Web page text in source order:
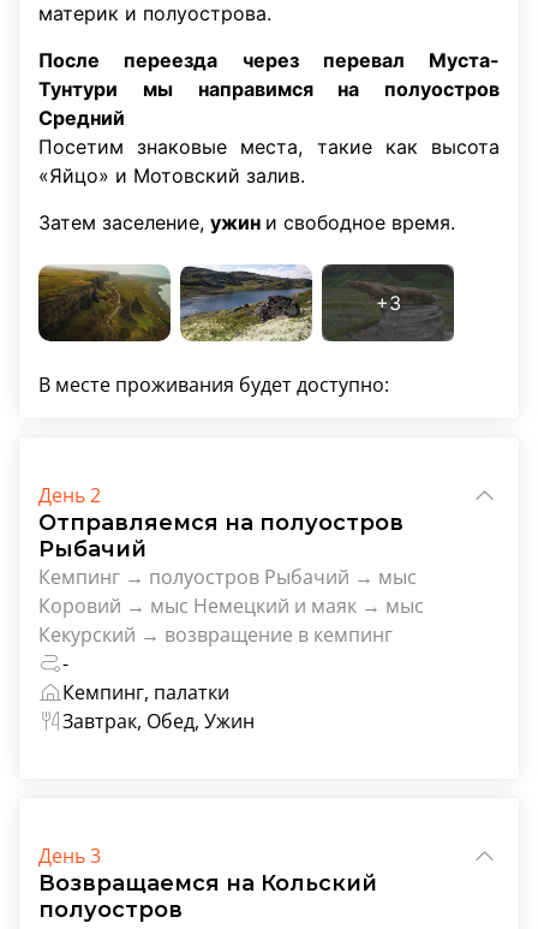
материк и полуострова.
После переезда через перевал Муста-
Тунтури мы направимся на полуостров
Средний
Посетим знаковые места, такие как высота
«Яйцо» и Мотовский залив.
Затем заселение, ужин и свободное время.
В месте проживания будет доступно:
День 2
Отправляемся на полуостров
Рыбачий
Кемпинг → полуостров Рыбачий → мыс
Коровий → мыс Немецкий и маяк → мыс
Кекурский → возвращение в кемпинг
-
Кемпинг, палатки
Завтрак, Обед, Ужин
День 3
Возвращаемся на Кольский
полуостров